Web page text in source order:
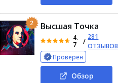
2 Высшая Точка
4.
7
/
281
ОТЗЫВОВ
Проверен
Обзор